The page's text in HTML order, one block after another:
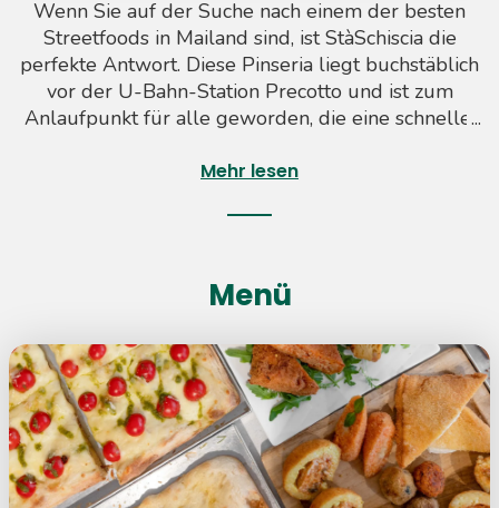
Wenn Sie auf der Suche nach einem der besten
Streetfoods in Mailand sind, ist StàSchiscia die
perfekte Antwort. Diese Pinseria liegt buchstäblich
vor der U-Bahn-Station Precotto und ist zum
Anlaufpunkt für alle geworden, die eine schnelle,
wünschen. Stà Schiscia ist auf leichte, duftende
Zutaten zubereitet werden, und kreiert jeden Tag
herzhaft als auch süß. Die Speisekarte bietet ein
Angebot für jeden Geschmack, einschließlich
Fleischbällchen, Omeletts und gemischte frittierte
Speisen. Unsere Fingerfoods sind ideal für
Studenten, Arbeiter und Familien und stehen auch
für die Bewirtung Ihrer besonderen Anlässe zur
Verfügung. Dank des schnellen und stets
aufmerksamen Service können Sie die Qualität bei
Mehr lesen
Menü